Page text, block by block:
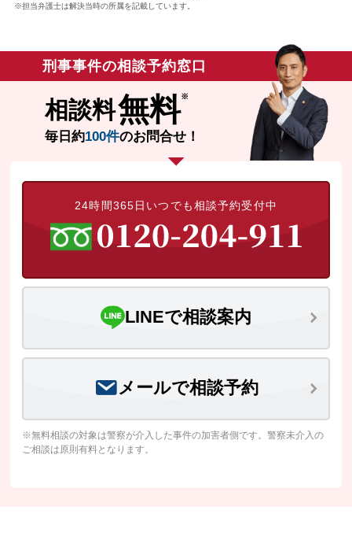
※担当弁護士は解決当時の所属を記載しています。
刑事事件の相談予約窓口
相談料無料
毎日約100件のお問合せ！
24時間365日いつでも相談予約受付中
LINEで相談案内
メールで相談予約
※無料相談の対象は警察が介入した事件の加害者側です。警察未介入の
ご相談は原則有料となります。